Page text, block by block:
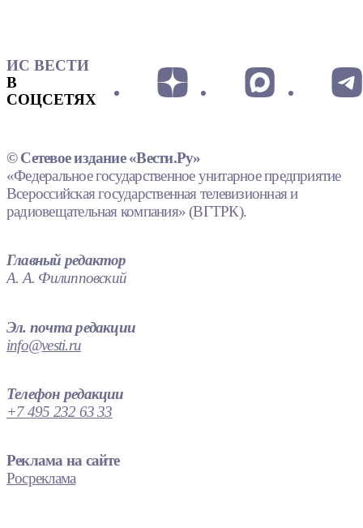
ИС ВЕСТИ
В
СОЦСЕТЯХ
© Сетевое издание «Вести.Ру»
«Федеральное государственное унитарное предприятие
Всероссийская государственная телевизионная и
радиовещательная компания» (ВГТРК).
Главный редактор
А. А. Филипповский
Эл. почта редакции
info@vesti.ru
Телефон редакции
+7 495 232 63 33
Реклама на сайте
Росреклама